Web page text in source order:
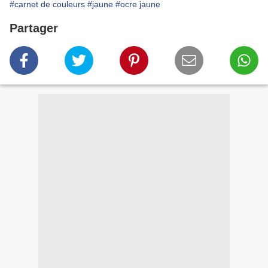
#carnet de couleurs #jaune #ocre jaune
Partager